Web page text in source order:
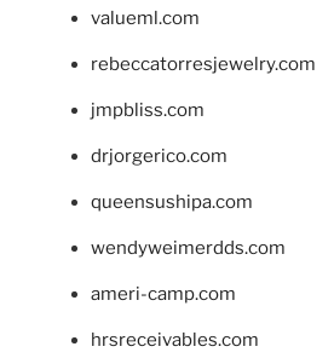
valueml.com
rebeccatorresjewelry.com
jmpbliss.com
drjorgerico.com
queensushipa.com
wendyweimerdds.com
ameri-camp.com
hrsreceivables.com